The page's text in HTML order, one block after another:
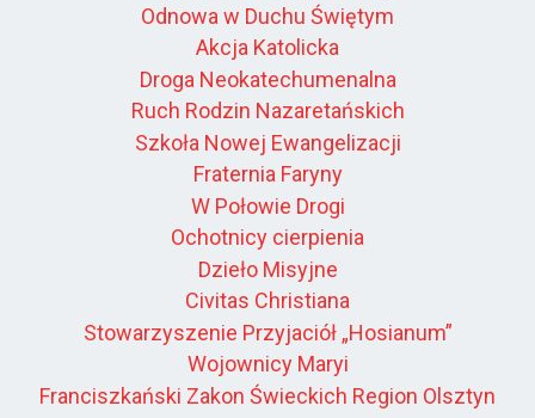
Odnowa w Duchu Świętym
Akcja Katolicka
Droga Neokatechumenalna
Ruch Rodzin Nazaretańskich
Szkoła Nowej Ewangelizacji
Fraternia Faryny
W Połowie Drogi
Ochotnicy cierpienia
Dzieło Misyjne
Civitas Christiana
Stowarzyszenie Przyjaciół „Hosianum”
Wojownicy Maryi
Franciszkański Zakon Świeckich Region Olsztyn